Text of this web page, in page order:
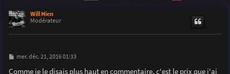
h
Will Hien
Modérateur
M
s
mer. déc. 21, 2016 01:33
Comme je le disais plus haut en commentaire, c'est le prix que j'ai